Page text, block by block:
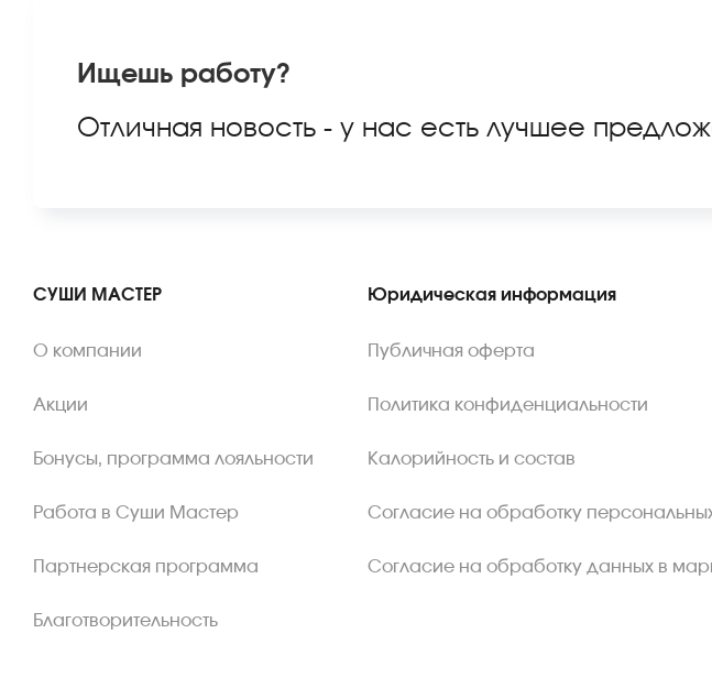
Ищешь работу?
Отличная новость - у нас есть лучшее
СУШИ МАСТЕР
О компании
Акции
Бонусы, программа лояльности
Работа в Суши Мастер
Партнерская программа
Благотворительность
Юридическая информация
Публичная оферта
Политика конфиденциальности
Калорийность и состав
Согласие на обработку
Согласие на обработку данных в